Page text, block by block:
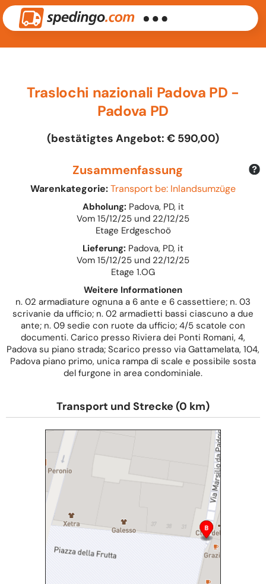
Traslochi nazionali Padova PD -
Padova PD
(bestätigtes Angebot: € 590,00)
Zusammenfassung
Warenkategorie:Transport be: Inlandsumzüge
Abholung: Padova, PD, it
Vom 15/12/25 und 22/12/25
Etage Erdgeschoö
Lieferung: Padova, PD, it
Vom 15/12/25 und 22/12/25
Etage 1.OG
Weitere Informationen
n. 02 armadiature ognuna a 6 ante e 6 cassettiere; n. 03
scrivanie da ufficio; n. 02 armadietti bassi ciascuno a due
ante; n. 09 sedie con ruote da ufficio; 4/5 scatole con
documenti. Carico presso Riviera dei Ponti Romani, 4,
Padova su piano strada; Scarico presso via Gattamelata, 104,
Padova piano primo, unica rampa di scale e possibile sosta
del furgone in area condominiale.
Transport und Strecke (0 km)